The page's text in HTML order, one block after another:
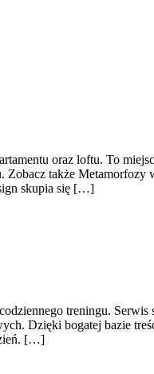
oraz loftu. To
także Metamorfozy
skupia się […]
treningu. Serwis
Dzięki bogatej bazie
[…]